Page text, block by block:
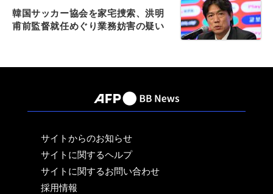
韓国サッカー協会を家宅捜索、洪明
甫前監督就任めぐり業務妨害の疑い
サイトからのお知らせ
サイトに関するヘルプ
サイトに関するお問い合わせ
採用情報